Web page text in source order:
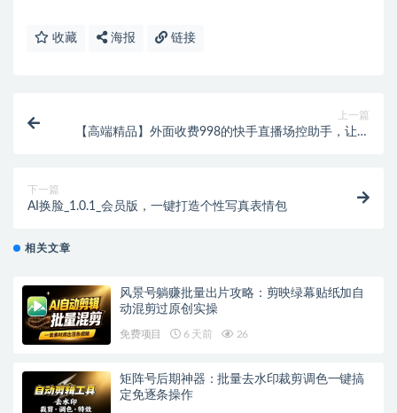
收藏 海报 链接
上一篇
【高端精品】外面收费998的快手直播场控助手，让自
下一篇
AI换脸_1.0.1_会员版，一键打造个性写真表情包
相关文章
风景号躺赚批量出片攻略：剪映绿幕贴纸加自
动混剪过原创实操
免费项目 6 天前 26
矩阵号后期神器：批量去水印裁剪调色一键搞
定免逐条操作